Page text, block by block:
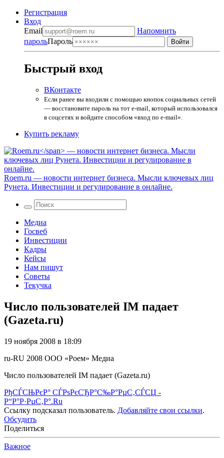
Регистрация
Вход
Email
Напомнить
парольПароль
Быстрый вход
ВКонтакте
Если ранее вы входили с помощью кнопок социальных сетей
— восстановите пароль на тот e-mail, который использовался
в соцсетях и войдите способом «вход по e-mail».
Купить рекламу
Roem.ru — новости интернет бизнеса. Мысли ключевых лиц
Рунета. Инвестиции и регулирование в онлайне.
Медиа
Госвеб
Инвестиции
Кадры
Кейсы
Нам пишут
Советы
Текучка
Число пользователей IM падает
(Gazeta.ru)
19 ноября 2008 в 18:09
ru-RU 2008 ООО «Роем» Медиа
Число пользователей IM падает (Gazeta.ru)
РђСЃСЊРєР° СЃРѕРєСЂР°С‰Р°РµС‚СЃСЏ -
Р“Р°Р·РµС‚Р°.Ru
Ссылку подсказал пользователь. Добавляйте свои ссылки.
Обсудить
Поделиться
Важное